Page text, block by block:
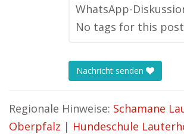
WhatsApp-
No tags for this
Nachricht senden
Regionale Hinweise: Schamane
Oberpfalz | Hundeschule